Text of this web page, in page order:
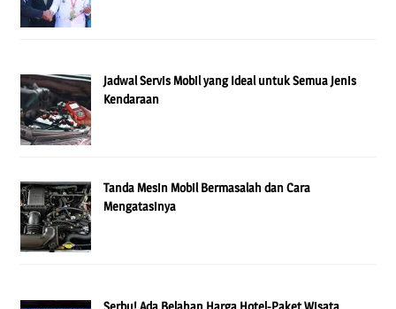
Jadwal Servis Mobil yang Ideal untuk Semua Jenis
Kendaraan
Tanda Mesin Mobil Bermasalah dan Cara
Mengatasinya
Serbu! Ada Belahan Harga Hotel-Paket Wisata